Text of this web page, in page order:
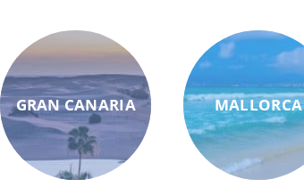
GRAN CANARIA MALLORCA